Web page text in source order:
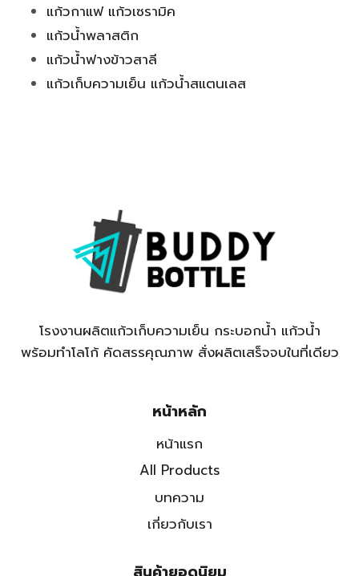
แก้วกาแฟ แก้วเซรามิค
แก้วน้ำพลาสติก
แก้วน้ำฟางข้าวสาลี
แก้วเก็บความเย็น แก้วน้ำสแตนเลส
โรงงานผลิตแก้วเก็บความเย็น กระบอกน้ำ แก้วน้ำ
พร้อมทำโลโก้ คัดสรรคุณภาพ สั่งผลิตเสร็จจบในที่เดียว
หน้าหลัก
หน้าแรก
All Products
บทความ
เกี่ยวกับเรา